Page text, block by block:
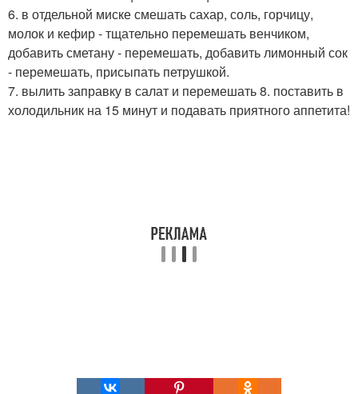
6. в отдельной миске смешать сахар, соль, горчицу,
молок и кефир - тщательно перемешать венчиком,
добавить сметану - перемешать, добавить лимонный сок
- перемешать, присыпать петрушкой.
7. вылить заправку в салат и перемешать 8. поставить в
холодильник на 15 минут и подавать приятного аппетита!